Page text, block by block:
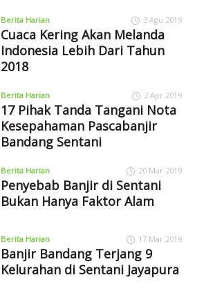
Berita Harian 3 Agu 2019
Cuaca Kering Akan Melanda
Indonesia Lebih Dari Tahun
2018
Berita Harian 2 Apr 2019
17 Pihak Tanda Tangani Nota
Kesepahaman Pascabanjir
Bandang Sentani
Berita Harian 20 Mar 2019
Penyebab Banjir di Sentani
Bukan Hanya Faktor Alam
Berita Harian 17 Mar 2019
Banjir Bandang Terjang 9
Kelurahan di Sentani Jayapura